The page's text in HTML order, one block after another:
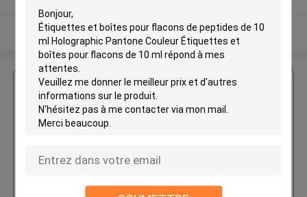
Regardez plus
Holographic Pantone Couleur
flacons de 10 ml